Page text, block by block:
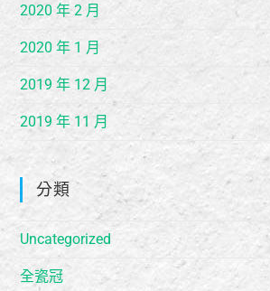
2020 年 2 月
2020 年 1 月
2019 年 12 月
2019 年 11 月
分類
Uncategorized
全瓷冠